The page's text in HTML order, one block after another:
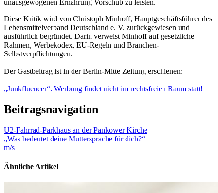
unausgewogenen Ernährung Vorschub zu leisten.
Diese Kritik wird von Christoph Minhoff, Hauptgeschäftsführer des
Lebensmittelverband Deutschland e. V. zurückgewiesen und
ausführlich begründet. Darin verweist Minhoff auf gesetzliche
Rahmen, Werbekodex, EU-Regeln und Branchen-
Selbstverpflichtungen.
Der Gastbeitrag ist in der Berlin-Mitte Zeitung erschienen:
„Junkfluencer“: Werbung findet nicht im rechtsfreien Raum statt!
Beitragsnavigation
U2-Fahrrad-Parkhaus an der Pankower Kirche
„Was bedeutet deine Muttersprache für dich?“
m/s
Ähnliche Artikel